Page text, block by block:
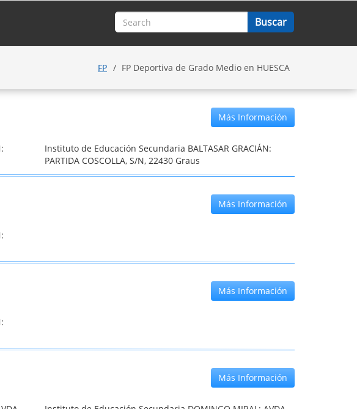
FP FP Deportiva de Grado Medio en HUESCA
Más Información
Instituto de Educación Secundaria BALTASAR GRACIÁN:
PARTIDA COSCOLLA, S/N, 22430 Graus
Más Información
Más Información
Más Información